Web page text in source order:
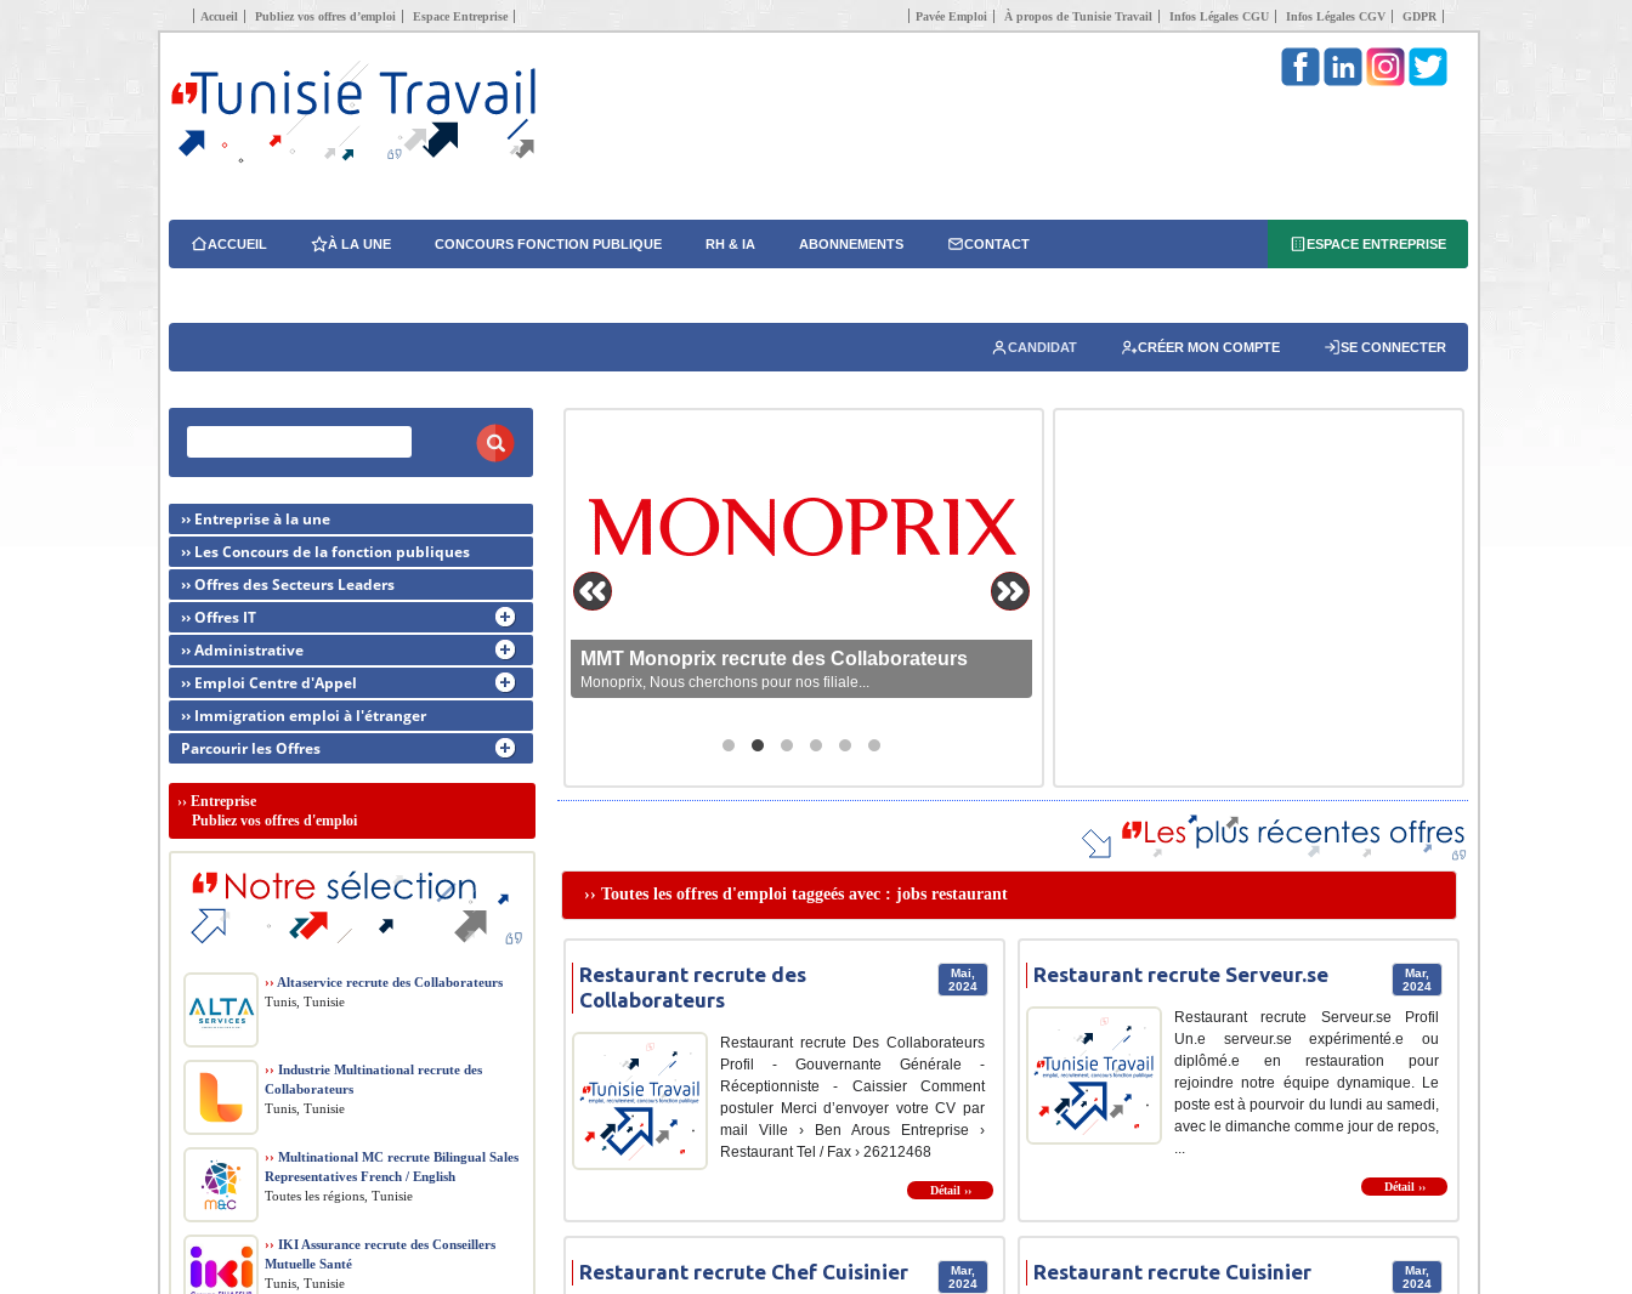
Accueil Publiez vos offres d’emploi Espace Entreprise Pavée Emploi À propos de Tunisie Travail Infos Légales CGU Infos Légales CGV GDPR
ACCUEIL À LA UNE CONCOURS FONCTION PUBLIQUE RH & IA ABONNEMENTS CONTACT ESPACE ENTREPRISE
CANDIDAT CRÉER MON COMPTE SE CONNECTER
MMT Monoprix recrute des Collaborateurs
Monoprix, Nous cherchons pour nos filiale...
›› Toutes les offres d'emploi taggeés avec : jobs restaurant
Mai,
2024
Restaurant recrute des
Collaborateurs
Restaurant recrute Des Collaborateurs
Profil - Gouvernante Générale -
Réceptionniste - Caissier Comment
postuler Merci d’envoyer votre CV par
mail Ville › Ben Arous Entreprise ›
Restaurant Tel / Fax › 26212468
Détail ››
Mar,
2024
Restaurant recrute Serveur.se
Restaurant recrute Serveur.se Profil
Un.e serveur.se expérimenté.e ou
diplômé.e en restauration pour
rejoindre notre équipe dynamique. Le
poste est à pourvoir du lundi au samedi,
avec le dimanche comme jour de repos,
...
Détail ››
Mar,
2024
Restaurant recrute Chef Cuisinier
Mar,
2024
Restaurant recrute Cuisinier
›› Entreprise à la une
›› Les Concours de la fonction publiques
›› Offres des Secteurs Leaders
›› Offres IT
›› Administrative
›› Emploi Centre d'Appel
›› Immigration emploi à l'étranger
Parcourir les Offres
›› Entreprise
Publiez vos offres d'emploi
›› Altaservice recrute des Collaborateurs
Tunis, Tunisie
›› Industrie Multinational recrute des
Collaborateurs
Tunis, Tunisie
›› Multinational MC recrute Bilingual Sales
Representatives French / English
Toutes les régions, Tunisie
›› IKI Assurance recrute des Conseillers
Mutuelle Santé
Tunis, Tunisie